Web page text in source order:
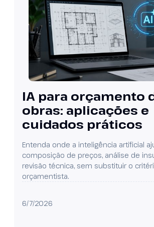
IA para orçamento
obras: aplicações e
cuidados práticos
Entenda onde a inteligência artificial
composição de preços, análise de
revisão técnica, sem substituir o
orçamentista.
6/7/2026